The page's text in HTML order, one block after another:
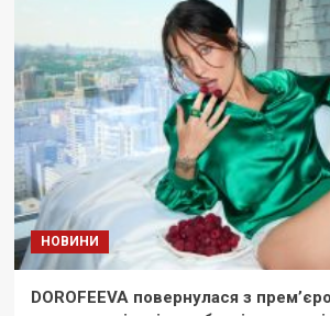
НОВИНИ
DOROFEEVA повернулася з